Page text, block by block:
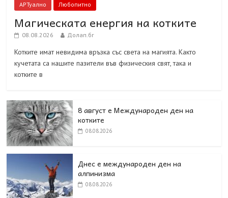
АРТуално Любопитно
Магическата енергия на котките
08.08.2026 Долап.бг
Котките имат невидима връзка със света на магията. Както
кучетата са нашите пазители във физическия свят, така и
котките в
8 август е Международен ден на
котките
08.08.2026
Днес е международен ден на
алпинизма
08.08.2026